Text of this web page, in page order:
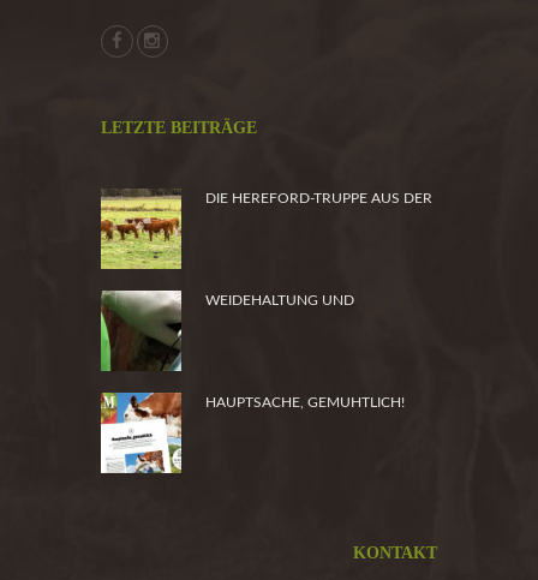
LETZTE BEITRÄGE
DIE HEREFORD-TRUPPE AUS DER
WEIDEHALTUNG UND
HAUPTSACHE, GEMUHTLICH!
KONTAKT